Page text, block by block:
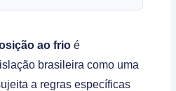
ao frioé
brasileira como uma
a regras específicas